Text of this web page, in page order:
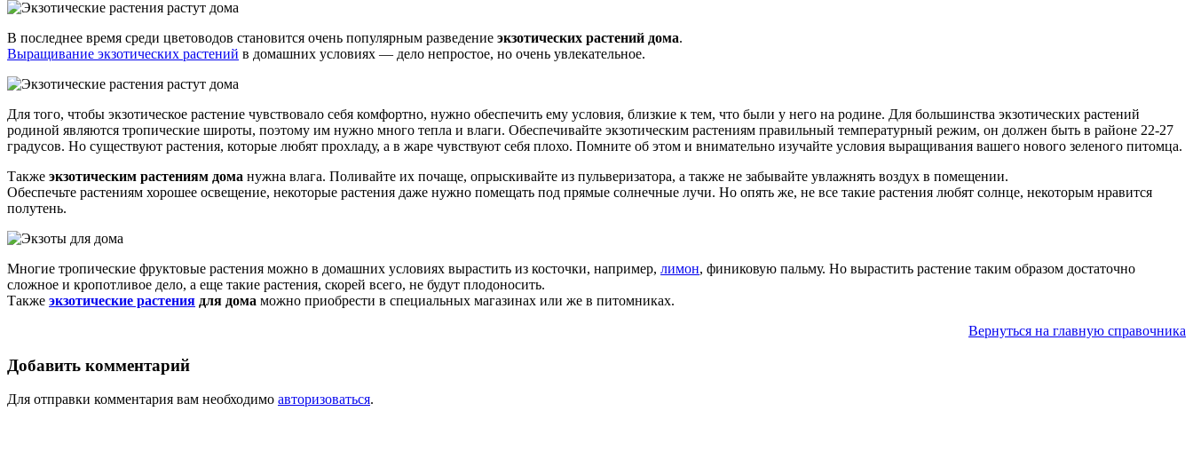
В последнее время среди цветоводов становится очень популярным разведение экзотических растений дома.
Выращивание экзотических растений в домашних условиях — дело непростое, но очень увлекательное.
Для того, чтобы экзотическое растение чувствовало себя комфортно, нужно обеспечить ему условия, близкие к тем, что были у него на родине. Для большинства экзотических растений
родиной являются тропические широты, поэтому им нужно много тепла и влаги. Обеспечивайте экзотическим растениям правильный температурный режим, он должен быть в районе 22-27
градусов. Но существуют растения, которые любят прохладу, а в жаре чувствуют себя плохо. Помните об этом и внимательно изучайте условия выращивания вашего нового зеленого питомца.
Также экзотическим растениям дома нужна влага. Поливайте их почаще, опрыскивайте из пульверизатора, а также не забывайте увлажнять воздух в помещении.
Обеспечьте растениям хорошее освещение, некоторые растения даже нужно помещать под прямые солнечные лучи. Но опять же, не все такие растения любят солнце, некоторым нравится
полутень.
Многие тропические фруктовые растения можно в домашних условиях вырастить из косточки, например, лимон, финиковую пальму. Но вырастить растение таким образом достаточно
сложное и кропотливое дело, а еще такие растения, скорей всего, не будут плодоносить.
Также экзотические растения для дома можно приобрести в специальных магазинах или же в питомниках.
Вернуться на главную справочника
Добавить комментарий
Для отправки комментария вам необходимо авторизоваться.